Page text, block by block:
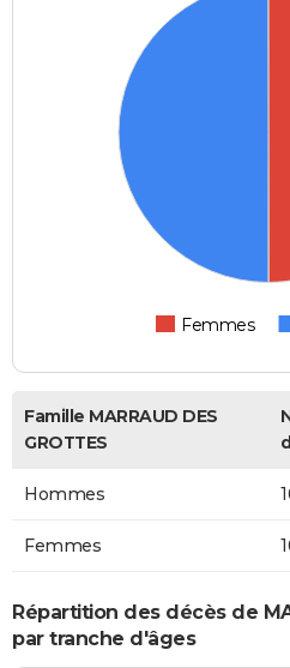
Femmes
Famille MARRAUD DES
GROTTES
Hommes
Femmes
Répartition des décès de
par tranche d'âges